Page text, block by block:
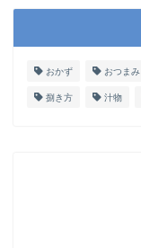
おかず おつまみ
捌き方 汁物